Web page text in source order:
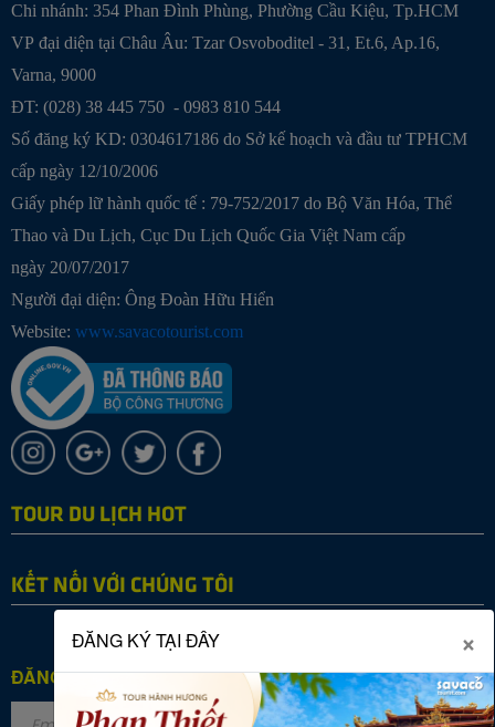
Chi nhánh: 354 Phan Đình Phùng, Phường Cầu Kiệu, Tp.HCM
VP đại diện tại Châu Âu: Tzar Osvoboditel - 31, Et.6, Ap.16,
Varna, 9000
ĐT: (028) 38 445 750 - 0983 810 544
Số đăng ký KD: 0304617186 do Sở kế hoạch và đầu tư TPHCM
cấp ngày 12/10/2006
Giấy phép lữ hành quốc tế : 79-752/2017 do Bộ Văn Hóa, Thể
Thao và Du Lịch, Cục Du Lịch Quốc Gia Việt Nam cấp
ngày 20/07/2017
Người đại diện: Ông Đoàn Hữu Hiển
Website: www.savacotourist.com
TOUR DU LỊCH HOT
KẾT NỐI VỚI CHÚNG TÔI
ĐĂNG KÝ NHẬN TIN
ĐĂNG KÝ TẠI ĐÂY ×